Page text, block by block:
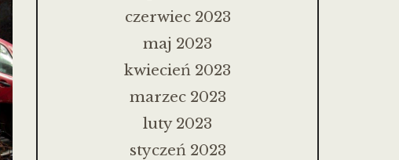
czerwiec 2023
maj 2023
kwiecień 2023
marzec 2023
luty 2023
styczeń 2023